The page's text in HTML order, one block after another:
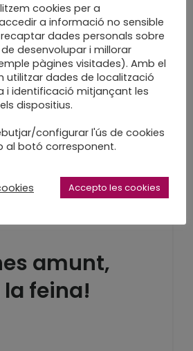
petita i
en acordió
amunt,
feina!
cookies per a
a informació no sensible
dades personals sobre
desenvolupar i millorar
pàgines visitades). Amb el
utilitzar dades de localització
i identificació mitjançant les
dispositius.
configurar l'ús de cookies
al botó corresponent.
Accepto les cookies